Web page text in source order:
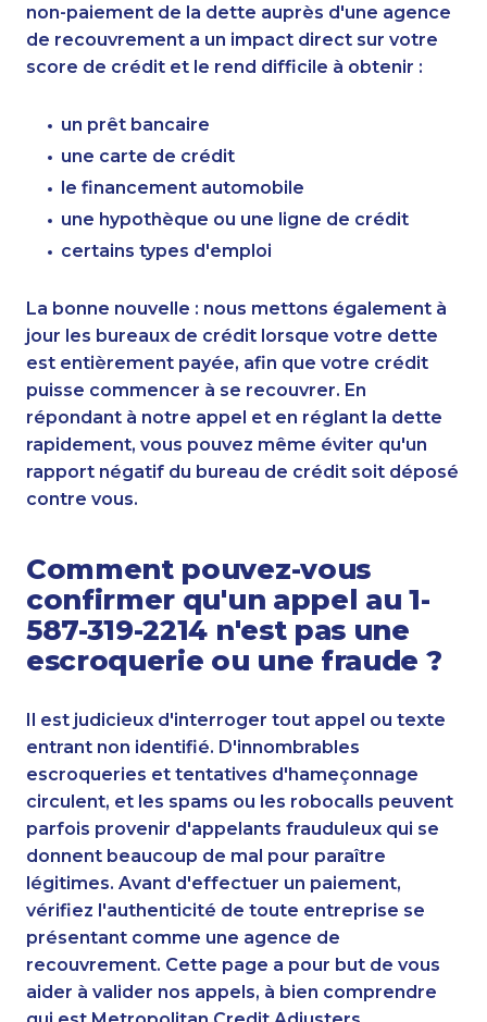
non-paiement de la dette auprès d'une agence
de recouvrement a un impact direct sur votre
score de crédit et le rend difficile à obtenir :
un prêt bancaire
une carte de crédit
le financement automobile
une hypothèque ou une ligne de crédit
certains types d'emploi
La bonne nouvelle : nous mettons également à
jour les bureaux de crédit lorsque votre dette
est entièrement payée, afin que votre crédit
puisse commencer à se recouvrer. En
répondant à notre appel et en réglant la dette
rapidement, vous pouvez même éviter qu'un
rapport négatif du bureau de crédit soit déposé
contre vous.
Comment pouvez-vous
confirmer qu'un appel au 1-
587-319-2214 n'est pas une
escroquerie ou une fraude ?
Il est judicieux d'interroger tout appel ou texte
entrant non identifié. D'innombrables
escroqueries et tentatives d'hameçonnage
circulent, et les spams ou les robocalls peuvent
parfois provenir d'appelants frauduleux qui se
donnent beaucoup de mal pour paraître
légitimes. Avant d'effectuer un paiement,
vérifiez l'authenticité de toute entreprise se
présentant comme une agence de
recouvrement. Cette page a pour but de vous
aider à valider nos appels, à bien comprendre